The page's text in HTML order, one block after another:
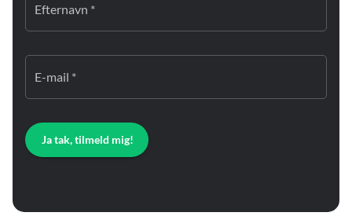
Efternavn *
E-mail *
Ja tak, tilmeld mig!